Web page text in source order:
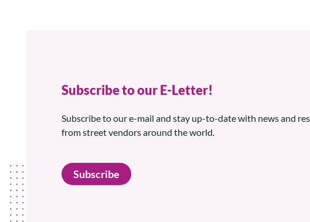
Subscribe to our E-Letter!
Subscribe to our e-mail and stay up-to-date with news and
from street vendors around the world.
Subscribe